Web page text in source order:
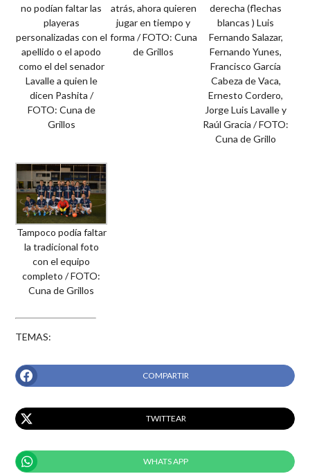
no podían faltar las
playeras
personalizadas con el
apellido o el apodo
como el del senador
Lavalle a quien le
dicen Pashita /
FOTO: Cuna de
Grillos
atrás, ahora quieren
jugar en tiempo y
forma / FOTO: Cuna
de Grillos
derecha (flechas
blancas ) Luis
Fernando Salazar,
Fernando Yunes,
Francisco García
Cabeza de Vaca,
Ernesto Cordero,
Jorge Luis Lavalle y
Raúl Gracia / FOTO:
Cuna de Grillo
Tampoco podía faltar
la tradicional foto
con el equipo
completo / FOTO:
Cuna de Grillos
TEMAS:
COMPARTIR
TWITTEAR
WHATS APP